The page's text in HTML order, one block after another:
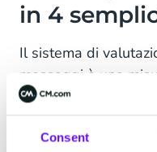
Consent
in 4
Il sistema di
messaggi è una
garantire che le
continuino a
nessuno dei vostri